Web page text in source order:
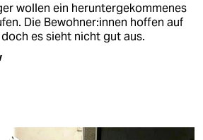
wollen ein heruntergekommenes
Die Be­woh­ne­r:in­nen hoffen auf
es sieht nicht gut aus.